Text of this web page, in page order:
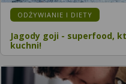
ODŻYWIANIE I DIETY
Jagody goji - superfood,
kuchni!